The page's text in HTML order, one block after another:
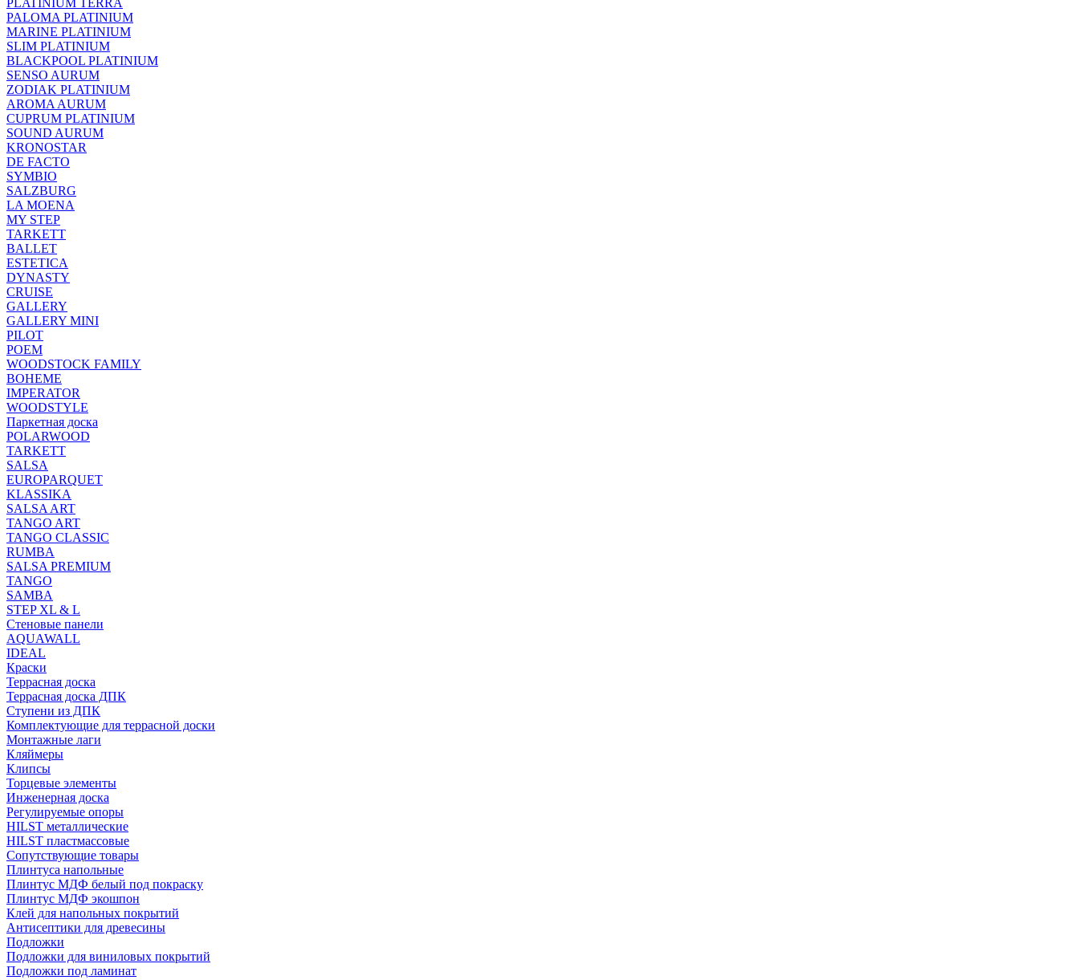
PLATINIUM TERRA
PALOMA PLATINIUM
MARINE PLATINIUM
SLIM PLATINIUM
BLACKPOOL PLATINIUM
SENSO AURUM
ZODIAK PLATINIUM
AROMA AURUM
CUPRUM PLATINIUM
SOUND AURUM
KRONOSTAR
DE FACTO
SYMBIO
SALZBURG
LA MOENA
MY STEP
TARKETT
BALLET
ESTETICA
DYNASTY
CRUISE
GALLERY
GALLERY MINI
PILOT
POEM
WOODSTOCK FAMILY
BOHEME
IMPERATOR
WOODSTYLE
Паркетная доска
POLARWOOD
TARKETT
SALSA
EUROPARQUET
KLASSIKA
SALSA ART
TANGO ART
TANGO CLASSIC
RUMBA
SALSA PREMIUM
TANGO
SAMBA
STEP XL & L
Стеновые панели
AQUAWALL
IDEAL
Краски
Террасная доска
Террасная доска ДПК
Ступени из ДПК
Комплектующие для террасной доски
Монтажные лаги
Кляймеры
Клипсы
Торцевые элементы
Инженерная доска
Регулируемые опоры
HILST металлические
HILST пластмассовые
Сопутствующие товары
Плинтуса напольные
Плинтус МДФ белый под покраску
Плинтус МДФ экошпон
Клей для напольных покрытий
Антисептики для древесины
Подложки
Подложки для виниловых покрытий
Подложки под ламинат